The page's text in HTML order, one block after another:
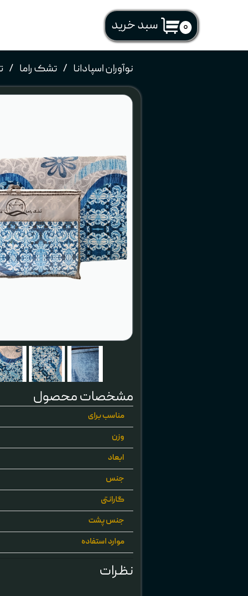
​سبد خرید ۰
نوآوران اسپادانا تشک راما
مشخصات محصول
مناسب برای
وزن
ابعاد
جنس
گارانتی
جنس پشت
موارد استفاده
نظرات